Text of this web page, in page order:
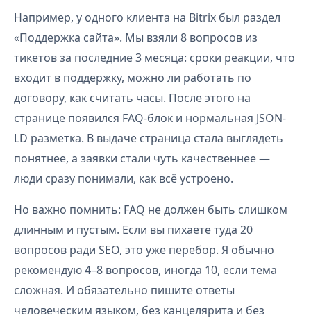
Например, у одного клиента на Bitrix был раздел
«Поддержка сайта». Мы взяли 8 вопросов из
тикетов за последние 3 месяца: сроки реакции, что
входит в поддержку, можно ли работать по
договору, как считать часы. После этого на
странице появился FAQ-блок и нормальная JSON-
LD разметка. В выдаче страница стала выглядеть
понятнее, а заявки стали чуть качественнее —
люди сразу понимали, как всё устроено.
Но важно помнить: FAQ не должен быть слишком
длинным и пустым. Если вы пихаете туда 20
вопросов ради SEO, это уже перебор. Я обычно
рекомендую 4–8 вопросов, иногда 10, если тема
сложная. И обязательно пишите ответы
человеческим языком, без канцелярита и без